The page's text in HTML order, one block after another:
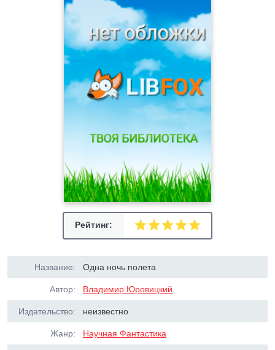
Рейтинг:
Название: Одна ночь полета
Автор: Владимир Юровицкий
Издательство: неизвестно
Жанр: Научная Фантастика